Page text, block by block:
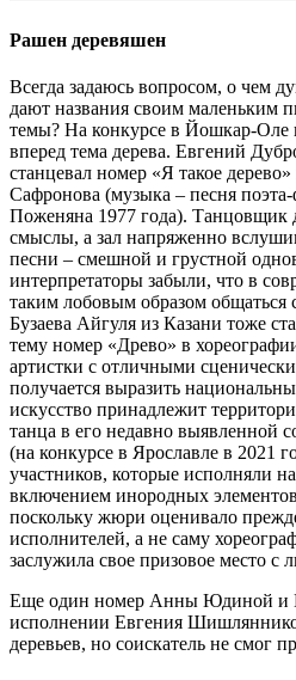
Рашен деревяшен
Всегда задаюсь вопросом, о чем
дают названия своим маленьким
темы? На конкурсе в Йошкар-Оле
вперед тема дерева. Евгений
станцевал номер «Я такое
Сафронова (музыка – песня
Поженяна 1977 года). Танцовщик
смыслы, а зал напряженно
песни – смешной и грустной
интерпретаторы забыли, что в
таким лобовым образом общаться
Бузаева Айгуля из Казани тоже
тему номер «Древо» в
артистки с отличными
получается выразить
искусство принадлежит
танца в его недавно выявленной
(на конкурсе в Ярославле в 2021
участников, которые исполняли
включением инородных
поскольку жюри оценивало
исполнителей, а не саму
заслужила свое призовое место с
Еще один номер Анны Юдиной и
исполнении Евгения
деревьев, но соискатель не смог